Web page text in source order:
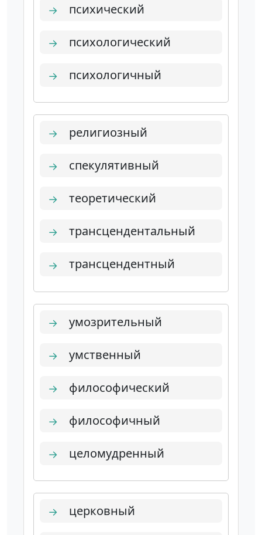
→ психический
→ психологический
→ психологичный
→ религиозный
→ спекулятивный
→ теоретический
→ трансцендентальный
→ трансцендентный
→ умозрительный
→ умственный
→ философический
→ философичный
→ целомудренный
→ церковный